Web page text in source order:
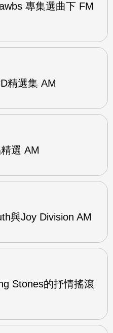
專集選曲下 FM
精選集 AM
選 AM
與Joy Division AM
Stones的抒情搖滾